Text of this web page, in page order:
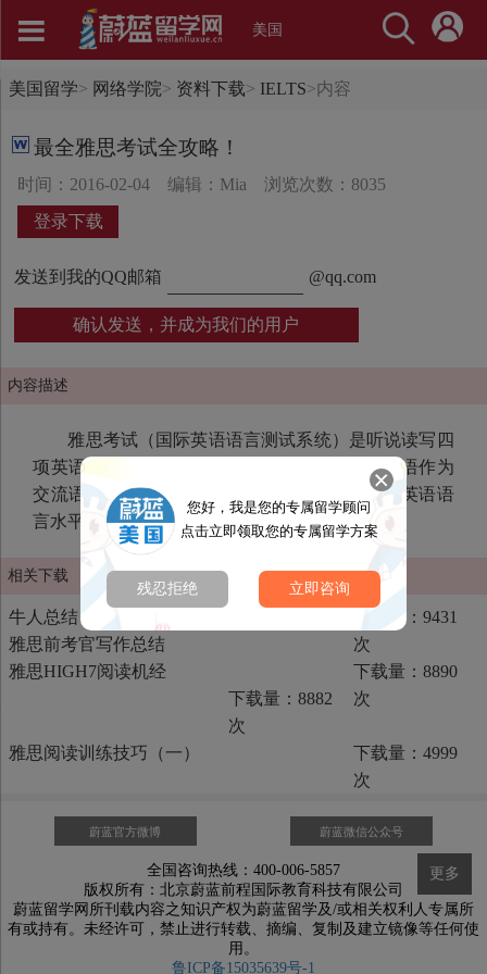
美国
美国留学> 网络学院> 资料下载> IELTS>内容
最全雅思考试全攻略！
时间：2016-02-04 编辑：Mia
浏览次数：8035
登录下载
发送到我的QQ邮箱 @qq.com
确认发送，并成为我们的用户
内容描述
雅思考试（国际英语语言测试系统）是听说读写四
项英语交流能力的测试。它是为那些打算在以英语作为
交流语言的国家或地区学习或工作的人们设置的英语语
言水平考试。
相关下载
下载量：9431
次
雅思前考官写作总结
下载量：8890
次
雅思HIGH7阅读机经
下载量：8882
次
雅思阅读训练技巧（一）
下载量：4999
次
更多
蔚蓝官方微博 蔚蓝微信公众号
您好，我是您的专属留学顾问
点击立即领取您的专属留学方案
残忍拒绝 立即咨询
全国咨询热线：400-006-5857
版权所有：北京蔚蓝前程国际教育科技有限公司
蔚蓝留学网所刊载内容之知识产权为蔚蓝留学及/或相关权利人专属所
有或持有。未经许可，禁止进行转载、摘编、复制及建立镜像等任何使
用。
鲁ICP备15035639号-1